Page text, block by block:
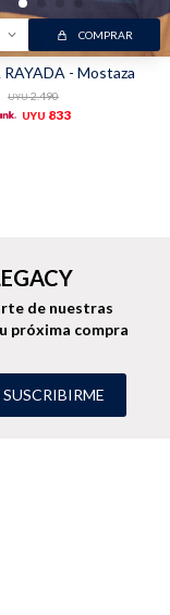
COMPRAR
RAYADA - Mostaza
UYU 2.490
UYU 833
de nuestras
próxima compra
SUSCRIBIRME